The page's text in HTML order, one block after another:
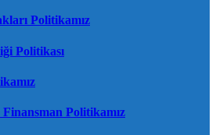
Politikamız
Politikası
Politikamız